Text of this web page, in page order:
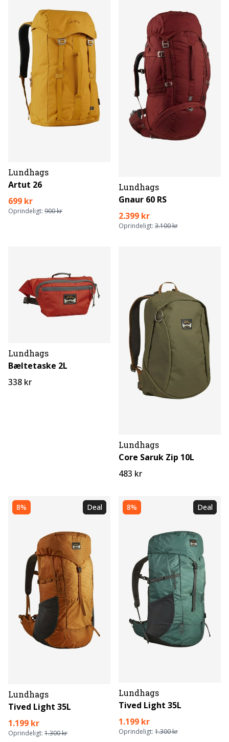
Lundhags
Artut 26
699 kr
Oprindeligt: 900 kr
Lundhags
Gnaur 60 RS
2.399 kr
Oprindeligt: 3.100 kr
Lundhags
Bæltetaske 2L
338 kr
Lundhags
Core Saruk Zip 10L
483 kr
8% Deal
Lundhags
Tived Light 35L
1.199 kr
Oprindeligt: 1.300 kr
8% Deal
Lundhags
Tived Light 35L
1.199 kr
Oprindeligt: 1.300 kr